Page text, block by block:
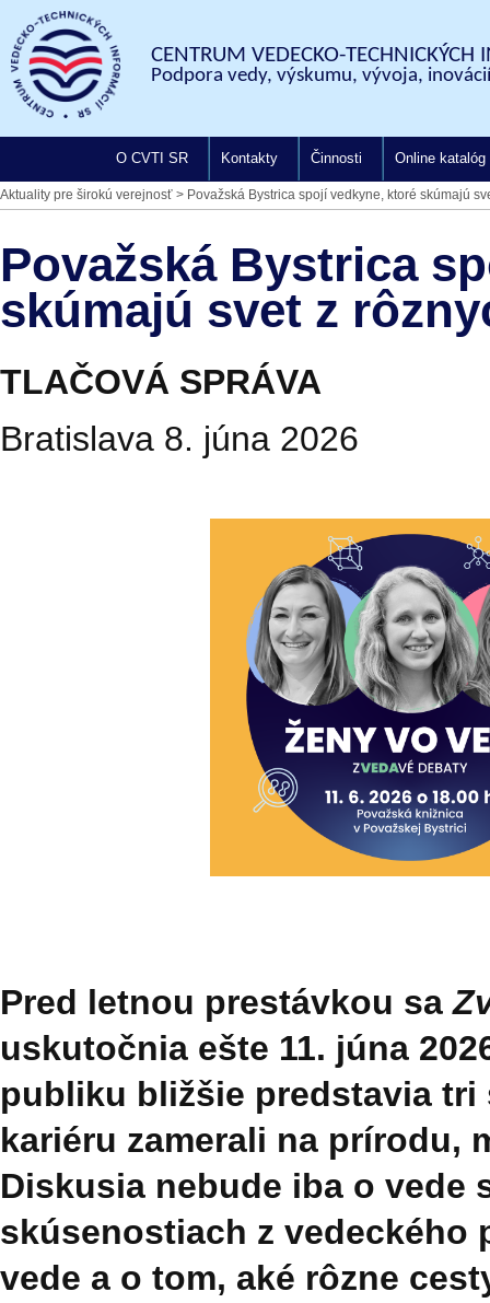
CENTRUM VEDECKO-TECHNICKÝCH
Podpora vedy, výskumu, vývoja,
O CVTI SR Kontakty Činnosti Online katalóg
Aktuality pre širokú verejnosť > Považská Bystrica spojí vedkyne, ktoré skúmajú
Považská Bystrica
skúmajú svet z
TLAČOVÁ SPRÁVA
Bratislava 8. júna 2026
Pred letnou prestávkou sa
uskutočnia ešte 11. júna
publiku bližšie predstavia
kariéru zamerali na prírodu,
Diskusia nebude iba o vede
skúsenostiach z vedeckého
vede a o tom, aké rôzne